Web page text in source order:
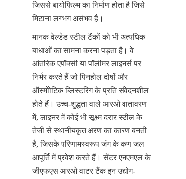
जिससे बायोफिल्म का निर्माण होता है जिसे
मिटाना लगभग असंभव है।
मानक वेल्डेड स्टील टैंकों को भी अत्यधिक
बाधाओं का सामना करना पड़ता है। वे
आंतरिक एपॉक्सी या पॉलीमर लाइनर्स पर
निर्भर करते हैं जो पिनहोल दोषों और
ऑस्मोोटिक ब्लिस्टरिंग के प्रति संवेदनशील
होते हैं। उच्च-शुद्धता वाले आरओ वातावरण
में, लाइनर में कोई भी सूक्ष्म दरार स्टील के
तेजी से स्थानीयकृत क्षरण का कारण बनती
है, जिसके परिणामस्वरूप जंग के कण जल
आपूर्ति में प्रवेश करते हैं। सेंटर एनएमएल के
जीएफएस आरओ वाटर टैंक इन उद्योग-